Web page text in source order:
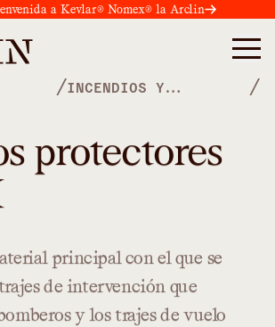
a Kevlar® Nomex® la Arclin
/INCENDIOS Y
/
protectores
principalconelque se
trajesde intervención que
y los trajesde vuelo